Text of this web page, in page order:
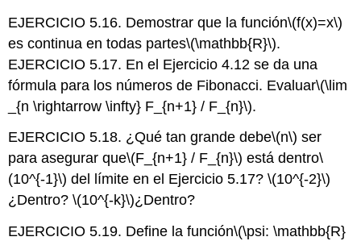
EJERCICIO 5.16. Demostrar que la función\(f(x)=x\)
es continua en todas partes\(\mathbb{R}\).
EJERCICIO 5.17. En el Ejercicio 4.12 se da una
fórmula para los números de Fibonacci. Evaluar\(\lim
_{n \rightarrow \infty} F_{n+1} / F_{n}\).
EJERCICIO 5.18. ¿Qué tan grande debe\(n\) ser
para asegurar que\(F_{n+1} / F_{n}\) está dentro\
(10^{-1}\) del límite en el Ejercicio 5.17?\(10^{-2}\)
¿Dentro?\(10^{-k}\)¿Dentro?
EJERCICIO 5.19. Define la función\(\psi: \mathbb{R}